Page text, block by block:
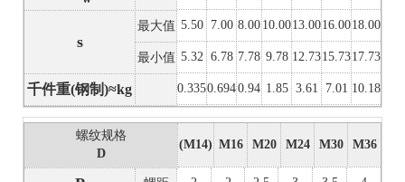
s
最大值
最小值
千件重(钢制)≈kg
5.50 7.00 8.00 10.0013.0016.0018.00
5.32 6.78 7.78 9.78 12.7315.7317.73
0.3350.6940.94 1.85 3.61 7.01 10.18
螺纹规格
D
(M14) M16 M20 M24 M30 M36